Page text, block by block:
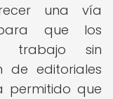
una vía
que los
trabajo sin
de editoriales
permitido que